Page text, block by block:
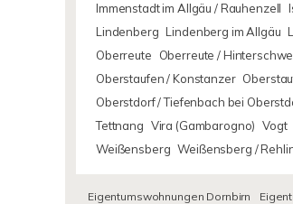
Immenstadt im Allgäu / Rauhenzell
Lindenberg Lindenberg im Allgäu
Oberreute
Oberreute /
Oberstaufen / Konstanzer
Oberstdorf / Tiefenbach bei
Tettnang Vira (Gambarogno) Vogt
Weißensberg Weißensberg /
Eigentumswohnungen Dornbirn